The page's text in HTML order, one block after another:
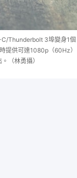
Thunderbolt 3埠變身1個
提供可達1080p（60Hz）
（林勇攝）